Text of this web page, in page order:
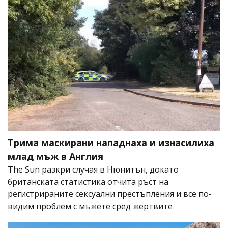
Трима маскирани нападнаха и изнасилиха
млад мъж в Англия
The Sun разкри случая в Нюнитън, докато
британската статистика отчита ръст на
регистрираните сексуални престъпления и все по-
видим проблем с мъжете сред жертвите